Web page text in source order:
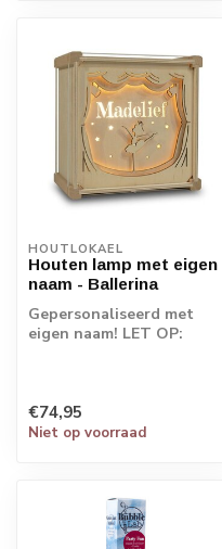
HOUTLOKAEL
Houten lamp met eigen
naam - Ballerina
Gepersonaliseerd met
eigen naam! LET OP:
€74,95
Niet op voorraad